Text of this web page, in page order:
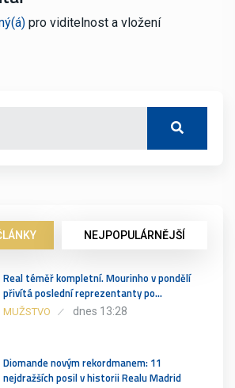
pro viditelnost a vložení
NEJPOPULÁRNĚJŠÍ
Real téměř kompletní. Mourinho v pondělí
přivítá poslední reprezentanty po…
MUŽSTVO dnes 13:28
Diomande novým rekordmanem: 11
nejdražších posil v historii Realu Madrid